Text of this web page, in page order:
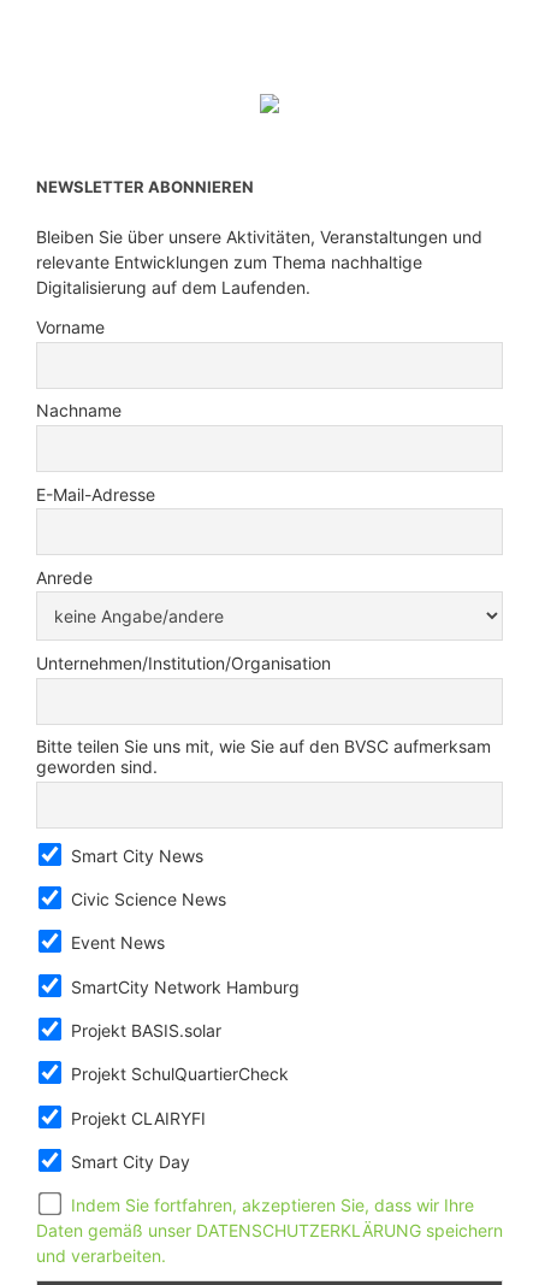
NEWSLETTER ABONNIEREN
Bleiben Sie über unsere Aktivitäten, Veranstaltungen und
relevante Entwicklungen zum Thema nachhaltige
Digitalisierung auf dem Laufenden.
Vorname
Nachname
E-Mail-Adresse
Anrede
Unternehmen/Institution/Organisation
Bitte teilen Sie uns mit, wie Sie auf den BVSC aufmerksam
geworden sind.
Smart City News
Civic Science News
Event News
SmartCity Network Hamburg
Projekt BASIS.solar
Projekt SchulQuartierCheck
Projekt CLAIRYFI
Smart City Day
Indem Sie fortfahren, akzeptieren Sie, dass wir Ihre
Daten gemäß unser DATENSCHUTZERKLÄRUNG speichern
und verarbeiten.